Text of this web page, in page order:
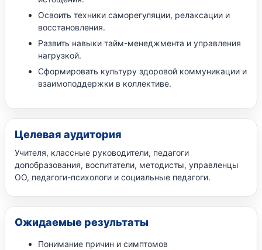
Освоить техники саморегуляции, релаксации и
восстановления.
Развить навыки тайм-менеджмента и управления
нагрузкой.
Сформировать культуру здоровой коммуникации и
взаимоподдержки в коллективе.
Целевая аудитория
Учителя, классные руководители, педагоги
допобразования, воспитатели, методисты, управленцы
ОО, педагоги-психологи и социальные педагоги.
Ожидаемые результаты
Понимание причин и симптомов